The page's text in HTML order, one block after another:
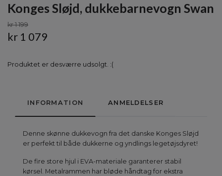
Konges Sløjd, dukkebarnevogn Swan
kr 1 199
kr 1 079
Produktet er desværre udsolgt. :(
INFORMATION ANMELDELSER
Denne skønne dukkevogn fra det danske Konges Sløjd
er perfekt til både dukkerne og yndlings legetøjsdyret!
De fire store hjul i EVA-materiale garanterer stabil
kørsel. Metalrammen har bløde håndtag for ekstra